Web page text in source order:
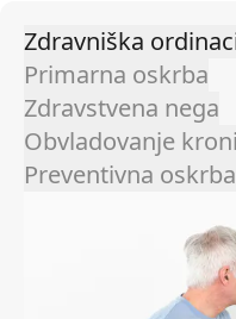
Zdravniška
Primarna oskrba
Zdravstvena nega
Obvladovanje
Preventivna oskrba